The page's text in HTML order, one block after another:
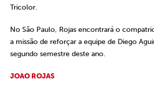
Tricolor.
No São Paulo, Rojas encontrará o
a missão de reforçar a equipe de Diego
segundo semestre deste ano.
JOAO ROJAS